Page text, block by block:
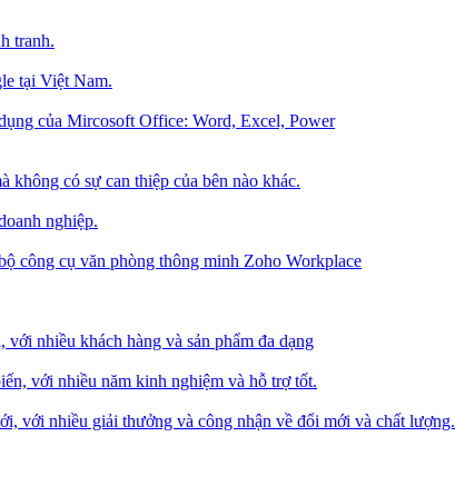
tranh.
tại Việt Nam.
của Mircosoft Office: Word, Excel, Power
không có sự can thiệp của bên nào khác.
nghiệp.
công cụ văn phòng thông minh Zoho Workplace
nhiều khách hàng và sản phẩm đa dạng
với nhiều năm kinh nghiệm và hỗ trợ tốt.
với nhiều giải thưởng và công nhận về đổi mới và chất lượng.